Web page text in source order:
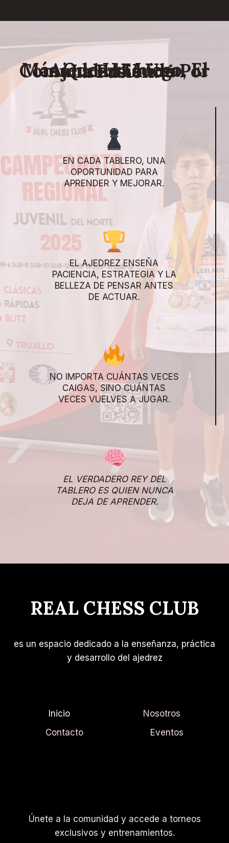
Más Que Un Juego, El Ajedrez Es Una Comunidad Unida Por La Pasión.
EN CADA TABLERO, UNA
OPORTUNIDAD PARA
APRENDER Y MEJORAR.
EL AJEDREZ ENSEÑA
PACIENCIA, ESTRATEGIA Y LA
BELLEZA DE PENSAR ANTES
DE ACTUAR.
NO IMPORTA CUÁNTAS VECES
CAIGAS, SINO CUÁNTAS
VECES VUELVES A JUGAR.
EL VERDADERO REY DEL
TABLERO ES QUIEN NUNCA
DEJA DE APRENDER.
REAL CHESS CLUB
es un espacio dedicado a la enseñanza, práctica
y desarrollo del ajedrez
Inicio
Nosotros
Contacto
Eventos
Únete a la comunidad y accede a torneos
exclusivos y entrenamientos.